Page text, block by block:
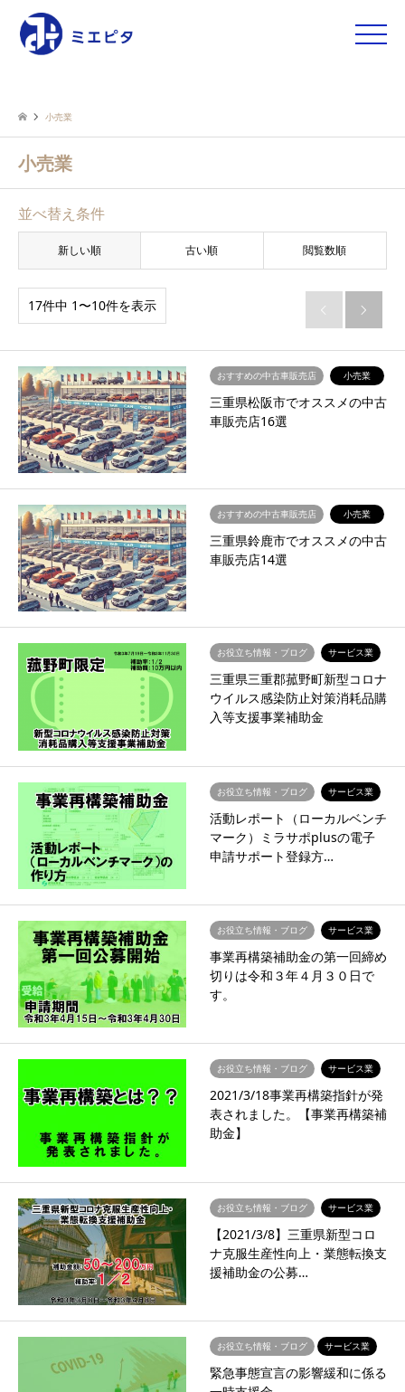
toggle
小売業
小売業
並べ替え条件
新しい順 古い順 閲覧数順
17件中 1〜10件を表示  
おすすめの中古車販売店 小売業
三重県松阪市でオススメの中古
車販売店16選
おすすめの中古車販売店 小売業
三重県鈴鹿市でオススメの中古
車販売店14選
お役立ち情報・ブログ サービス業
三重県三重郡菰野町新型コロナ
ウイルス感染防止対策消耗品購
入等支援事業補助金
お役立ち情報・ブログ サービス業
活動レポート（ローカルベンチ
マーク）ミラサポplusの電子
申請サポート登録方…
お役立ち情報・ブログ サービス業
事業再構築補助金の第一回締め
切りは令和３年４月３０日で
す。
お役立ち情報・ブログ サービス業
2021/3/18事業再構築指針が発
表されました。【事業再構築補
助金】
お役立ち情報・ブログ サービス業
【2021/3/8】三重県新型コロ
ナ克服生産性向上・業態転換支
援補助金の公募…
お役立ち情報・ブログ サービス業
緊急事態宣言の影響緩和に係る